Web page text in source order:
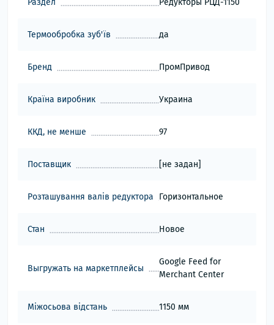
Раздел Редукторы РЦД-1150
Термообробка зуб'їв да
Бренд ПромПривод
Країна виробник Украина
ККД, не менше 97
Поставщик [не задан]
Розташування валів редуктора Горизонтальное
Стан Новое
Выгружать на маркетплейсы
Google Feed for
Merchant Center
Міжосьова відстань 1150 мм